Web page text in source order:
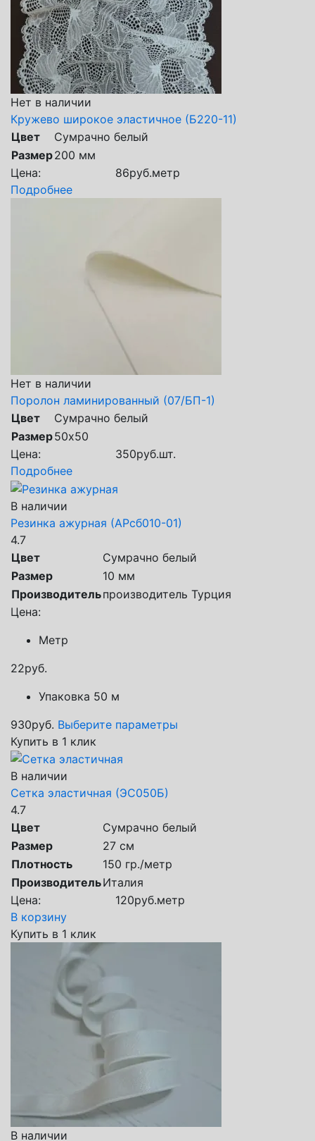
Нет в наличии
Кружево широкое эластичное (Б220-11)
Цвет
Сумрачно белый
Размер200 мм
Цена:
86руб.метр
Подробнее
Нет в наличии
Поролон ламинированный (07/БП-1)
Цвет
Сумрачно белый
Размер50х50
Цена:
350руб.шт.
Подробнее
В наличии
Резинка ажурная (АРсб010-01)
4.7
Цвет
Сумрачно белый
Размер
10 мм
Производительпроизводитель Турция
Цена:
Метр
22руб.
Упаковка 50 м
930руб. Выберите параметры
Купить в 1 клик
В наличии
Сетка эластичная (ЭС050Б)
4.7
Цвет
Сумрачно белый
Размер
27 см
Плотность
150 гр./метр
ПроизводительИталия
Цена:
120руб.метр
В корзину
Купить в 1 клик
В наличии